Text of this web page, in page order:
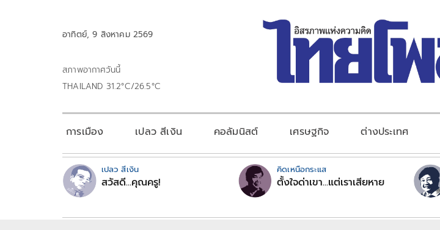
อาทิตย์, 9 สิงหาคม 2569
สภาพอากาศวันนี้
THAILAND 31.2°C/26.5°C
การเมือง เปลว สีเงิน คอลัมนิสต์ เศรษฐกิจ ต่างประเทศ
เปลว สีเงิน
สวัสดี...คุณครู!
คิดเหนือกระแส
ตั้งใจด่าเขา...แต่เราเสียหาย